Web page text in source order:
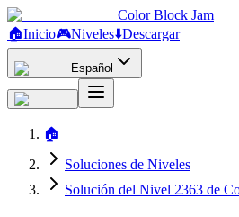
Color Block Jam
🏠Inicio🎮Niveles⬇️Descargar
Español
🏠
Soluciones de Niveles
Solución del Nivel 2363 de